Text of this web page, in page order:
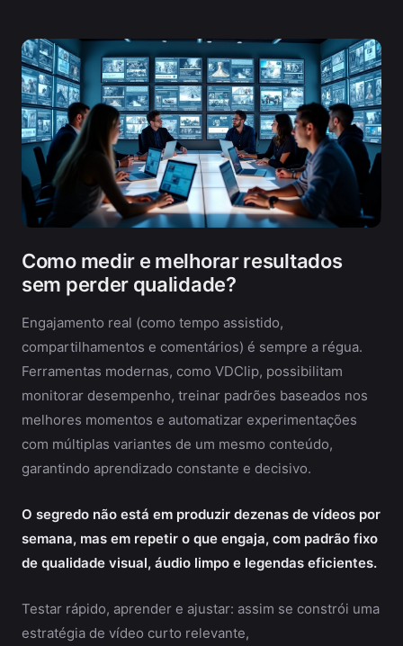
Como medir e melhorar resultados
sem perder qualidade?
Engajamento real (como tempo assistido,
compartilhamentos e comentários) é sempre a régua.
Ferramentas modernas, como VDClip, possibilitam
monitorar desempenho, treinar padrões baseados nos
melhores momentos e automatizar experimentações
com múltiplas variantes de um mesmo conteúdo,
garantindo aprendizado constante e decisivo.
O segredo não está em produzir dezenas de vídeos por
semana, mas em repetir o que engaja, com padrão fixo
de qualidade visual, áudio limpo e legendas eficientes.
Testar rápido, aprender e ajustar: assim se constrói uma
estratégia de vídeo curto relevante,